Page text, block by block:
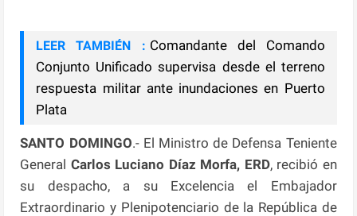
LEER TAMBIÉN : Comandante del Comando
Conjunto Unificado supervisa desde el terreno
respuesta militar ante inundaciones en Puerto
Plata
SANTO DOMINGO.- El Ministro de Defensa Teniente
General Carlos Luciano Díaz Morfa, ERD, recibió en
su despacho, a su Excelencia el Embajador
Extraordinario y Plenipotenciario de la República de